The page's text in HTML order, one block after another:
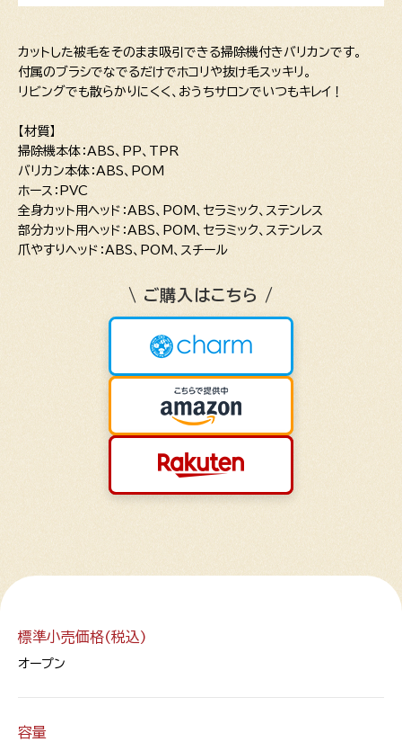
カットした被毛をそのまま吸引できる掃除機付きバリカンです。
付属のブラシでなでるだけでホコリや抜け毛スッキリ。
リビングでも散らかりにくく、おうちサロンでいつもキレイ！
【材質】
掃除機本体：ABS、PP、TPR
バリカン本体：ABS、POM
ホース：PVC
全身カット用ヘッド：ABS、POM、セラミック、ステンレス
部分カット用ヘッド：ABS、POM、セラミック、ステンレス
爪やすりヘッド：ABS、POM、スチール
\ ご購入はこちら /
標準小売価格(税込)
オープン
容量